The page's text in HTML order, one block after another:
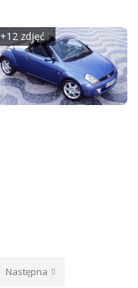
+12 zdjęć
Następna